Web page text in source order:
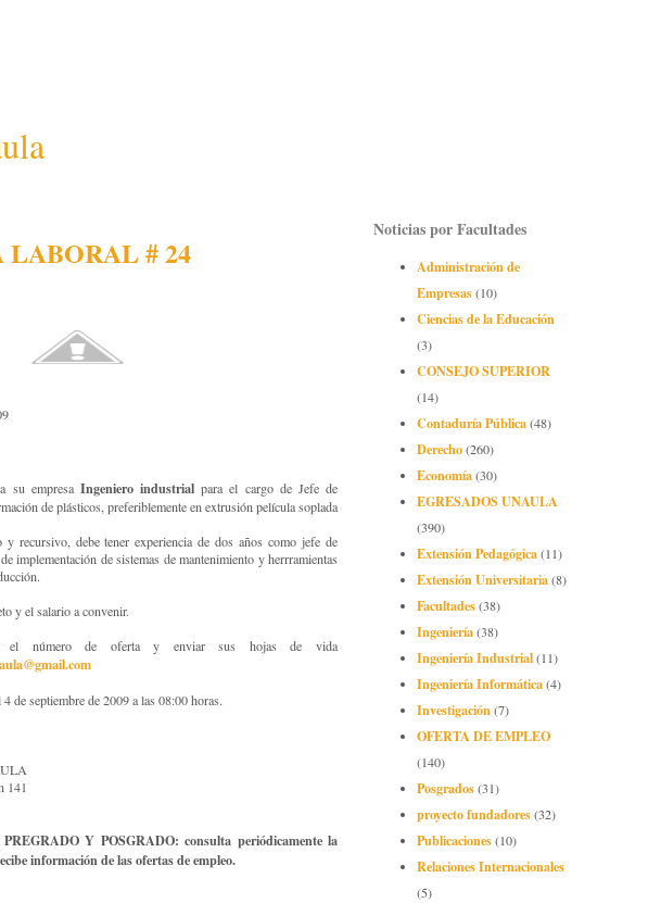
LABORAL # 24
su empresa Ingeniero industrial para el cargo de Jefe de
de plásticos, preferiblemente en extrusión película soplada
y recursivo, debe tener experiencia de dos años como jefe de
implementación de sistemas de mantenimiento y herrramientas
y el salario a convenir.
el número de oferta y enviar sus hojas de vida
de septiembre de 2009 a las 08:00 horas.
141
Y POSGRADO: consulta periódicamente la
información de las ofertas de empleo.
Noticias por Facultades
Administración de
Empresas(10)
Ciencias de la Educación
(3)
CONSEJO SUPERIOR
(14)
Contaduría Pública(48)
Derecho(260)
Economía(30)
EGRESADOS UNAULA
(390)
Extensión Pedagógica(11)
Extensión Universitaria(8)
Facultades(38)
Ingeniería(38)
Ingeniería Industrial(11)
Ingeniería Informática(4)
Investigación(7)
OFERTA DE EMPLEO
(140)
Posgrados(31)
proyecto fundadores(32)
Publicaciones(10)
Relaciones Internacionales
(5)